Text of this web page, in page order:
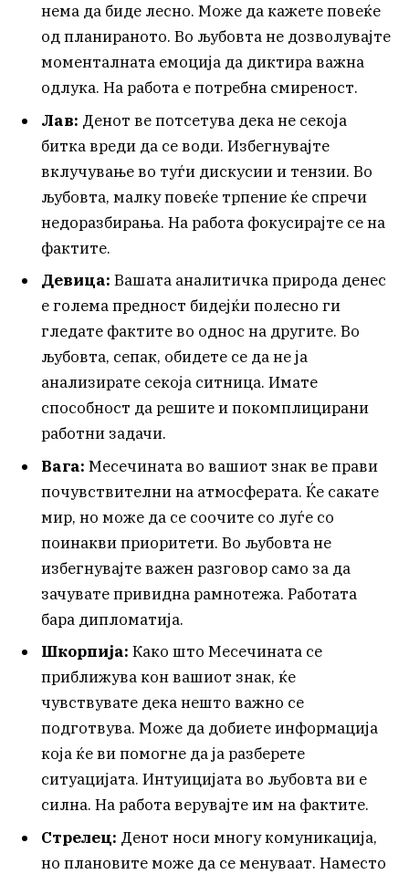
нема да биде лесно. Може да кажете повеќе
од планираното. Во љубовта не дозволувајте
моменталната емоција да диктира важна
одлука. На работа е потребна смиреност.
Лав: Денот ве потсетува дека не секоја
битка вреди да се води. Избегнувајте
вклучување во туѓи дискусии и тензии. Во
љубовта, малку повеќе трпение ќе спречи
недоразбирања. На работа фокусирајте се на
фактите.
Девица: Вашата аналитичка природа денес
е голема предност бидејќи полесно ги
гледате фактите во однос на другите. Во
љубовта, сепак, обидете се да не ја
анализирате секоја ситница. Имате
способност да решите и покомплицирани
работни задачи.
Вага: Месечината во вашиот знак ве прави
почувствителни на атмосферата. Ќе сакате
мир, но може да се соочите со луѓе со
поинакви приоритети. Во љубовта не
избегнувајте важен разговор само за да
зачувате привидна рамнотежа. Работата
бара дипломатија.
Шкорпија: Како што Месечината се
приближува кон вашиот знак, ќе
чувствувате дека нешто важно се
подготвува. Може да добиете информација
која ќе ви помогне да ја разберете
ситуацијата. Интуицијата во љубовта ви е
силна. На работа верувајте им на фактите.
Стрелец: Денот носи многу комуникација,
но плановите може да се менуваат. Наместо